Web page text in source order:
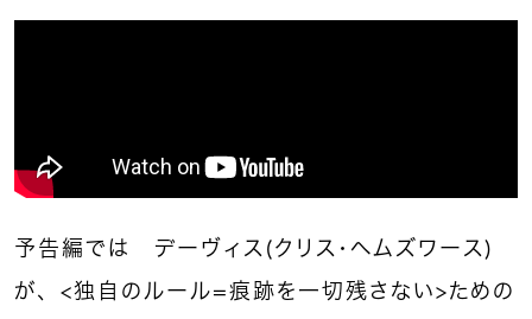
予告編では デーヴィス（クリス・ヘムズワース）
が、＜独自のルール＝痕跡を一切残さない＞ための